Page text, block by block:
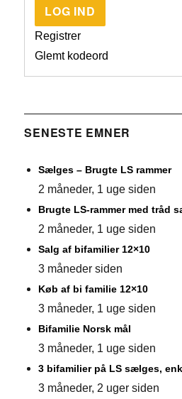
LOG IND
Registrer
Glemt kodeord
SENESTE EMNER
Sælges – Brugte LS rammer
2 måneder, 1 uge siden
Brugte LS-rammer med tråd
2 måneder, 1 uge siden
Salg af bifamilier 12×10
3 måneder siden
Køb af bi familie 12×10
3 måneder, 1 uge siden
Bifamilie Norsk mål
3 måneder, 1 uge siden
3 bifamilier på LS sælges,
3 måneder, 2 uger siden